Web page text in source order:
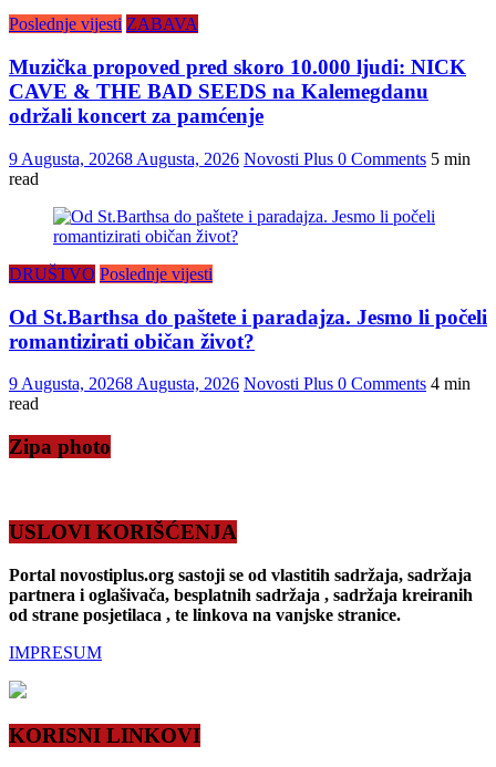
Poslednje vijesti ZABAVA
Muzička propoved pred skoro 10.000 ljudi: NICK
CAVE & THE BAD SEEDS na Kalemegdanu
održali koncert za pamćenje
9 Augusta, 20268 Augusta, 2026 Novosti Plus 0 Comments 5 min
read
DRUŠTVO Poslednje vijesti
Od St.Barthsa do paštete i paradajza. Jesmo li počeli
romantizirati običan život?
9 Augusta, 20268 Augusta, 2026 Novosti Plus 0 Comments 4 min
read
Zipa photo
USLOVI KORIŠĆENJA
Portal novostiplus.org sastoji se od vlastitih sadržaja, sadržaja
partnera i oglašivača, besplatnih sadržaja , sadržaja kreiranih
od strane posjetilaca , te linkova na vanjske stranice.
IMPRESUM
KORISNI LINKOVI